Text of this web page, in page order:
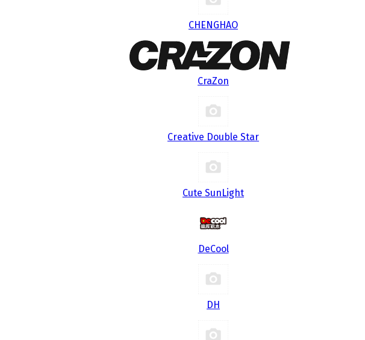
CHENGHAO
CraZon
Creative Double Star
Cute SunLight
DeCool
DH